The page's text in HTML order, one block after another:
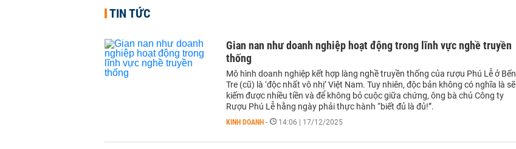
TIN TỨC
Gian nan như doanh nghiệp hoạt động trong lĩnh vực nghề truyền
thống
Mô hình doanh nghiệp kết hợp làng nghề truyền thống của rượu Phú Lễ ở Bến
Tre (cũ) là ‘độc nhất vô nhị’ Việt Nam. Tuy nhiên, độc bản không có nghĩa là sẽ
kiếm được nhiều tiền và để không bỏ cuộc giữa chứng, ông bà chủ Công ty
Rượu Phú Lễ hằng ngày phải thực hành “biết đủ là đủ!”.
KINH DOANH - 14:06 | 17/12/2025